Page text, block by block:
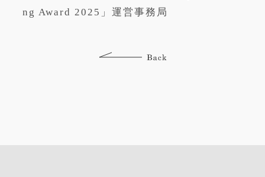
ng Award 2025」運営事務局